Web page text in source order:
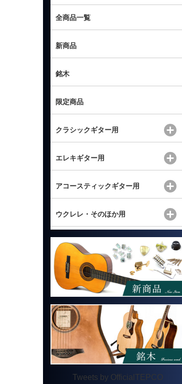
全商品一覧
新商品
銘木
限定商品
クラシックギター用
エレキギター用
アコースティックギター用
ウクレレ・そのほか用
Tweets by OfficialTEPCO